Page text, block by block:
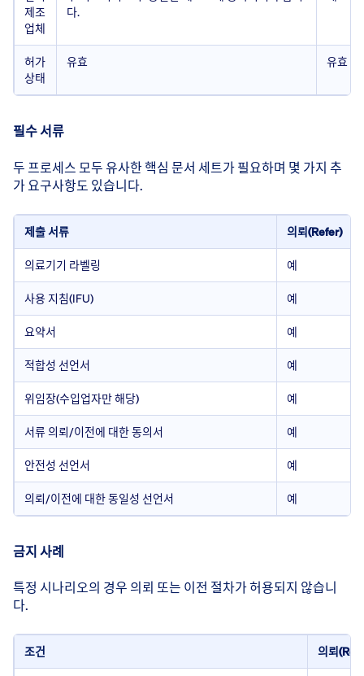
제조
업체
다.
허가
상태
유효 유효
필수 서류
두 프로세스 모두 유사한 핵심 문서 세트가 필요하며 몇 가지 추
가 요구사항도 있습니다.
제출 서류 의뢰(Refer)
의료기기 라벨링 예
사용 지침(IFU) 예
요약서 예
적합성 선언서 예
위임장(수입업자만 해당) 예
서류 의뢰/이전에 대한 동의서 예
안전성 선언서 예
의뢰/이전에 대한 동일성 선언서 예
금지 사례
특정 시나리오의 경우 의뢰 또는 이전 절차가 허용되지 않습니
다.
조건 의뢰